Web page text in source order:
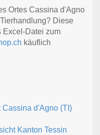
Ortes Cassina d'Agno
Diese
Excel-Datei zum
käuflich
Cassina d'Agno (TI)
Kanton Tessin